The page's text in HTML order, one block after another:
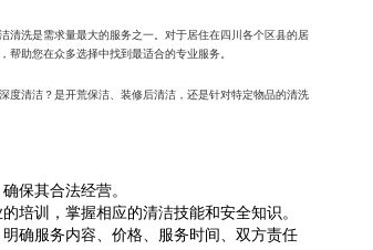
清洗是需求量最大的服务之一。对于居住在四川各个区县的居
助您在众多选择中找到最适合的专业服务。
度清洁？是开荒保洁、装修后清洁，还是针对特定物品的清洗
保其合法经营。
培训，掌握相应的清洁技能和安全知识。
确服务内容、价格、服务时间、双方责任